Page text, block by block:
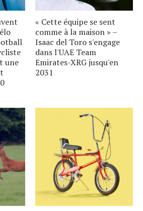
une
« Cette équipe se sent
comme à la maison » –
Isaac del Toro s'engage
dans l'UAE Team
Emirates-XRG jusqu'en
2031